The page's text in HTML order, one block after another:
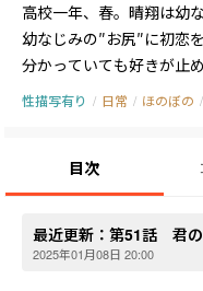
高校一年、春。晴翔は幼
幼なじみの″お尻″に初恋
分かっていても好きが止
性描写有り / 日常 / ほのぼの /
目次
最近更新： 第51話 君の
2025年01月08日 20:00